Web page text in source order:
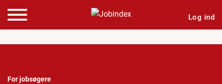
Log ind
For jobsøgere